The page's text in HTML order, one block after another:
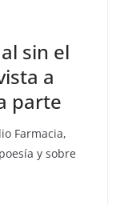
sin el
a
parte
Farmacia,
y sobre